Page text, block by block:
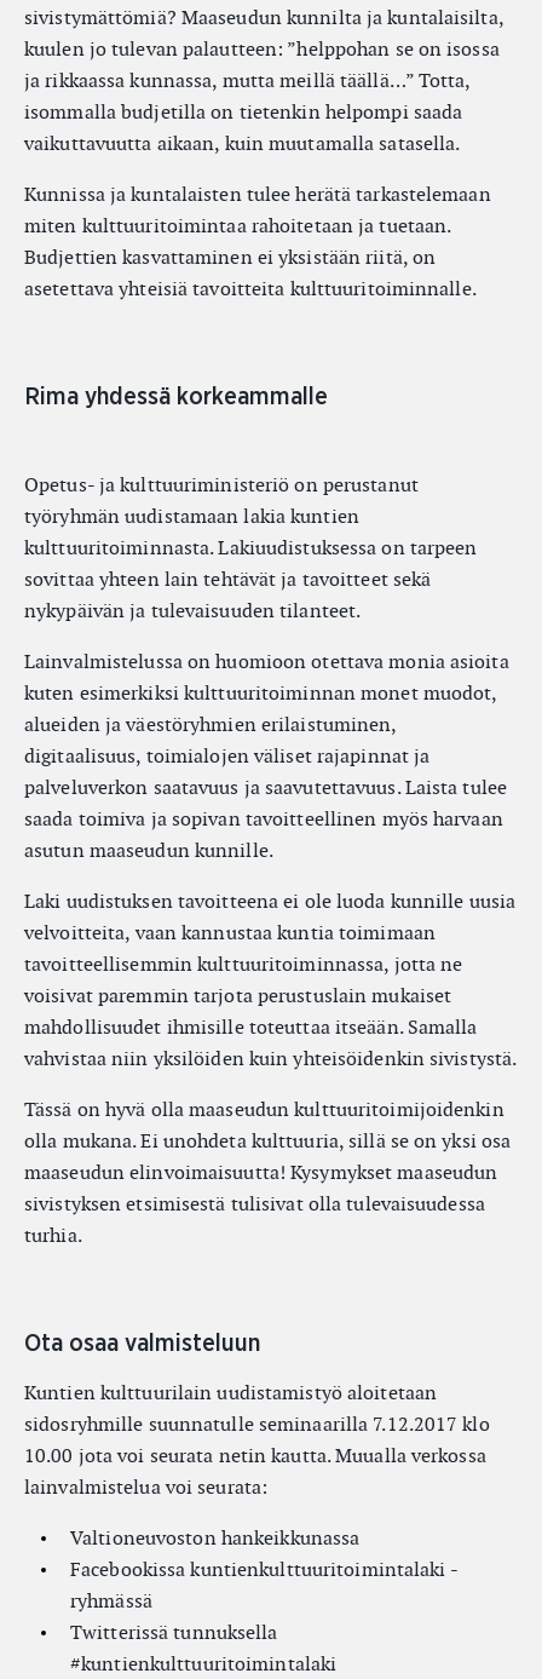
sivistymättömiä? Maaseudun kunnilta ja kuntalaisilta,
kuulen jo tulevan palautteen: ”helppohan se on isossa
ja rikkaassa kunnassa, mutta meillä täällä…” Totta,
isommalla budjetilla on tietenkin helpompi saada
vaikuttavuutta aikaan, kuin muutamalla satasella.
Kunnissa ja kuntalaisten tulee herätä tarkastelemaan
miten kulttuuritoimintaa rahoitetaan ja tuetaan.
Budjettien kasvattaminen ei yksistään riitä, on
asetettava yhteisiä tavoitteita kulttuuritoiminnalle.
Rima yhdessä korkeammalle
Opetus- ja kulttuuriministeriö on perustanut
työryhmän uudistamaan lakia kuntien
kulttuuritoiminnasta. Lakiuudistuksessa on tarpeen
sovittaa yhteen lain tehtävät ja tavoitteet sekä
nykypäivän ja tulevaisuuden tilanteet.
Lainvalmistelussa on huomioon otettava monia asioita
kuten esimerkiksi kulttuuritoiminnan monet muodot,
alueiden ja väestöryhmien erilaistuminen,
digitaalisuus, toimialojen väliset rajapinnat ja
palveluverkon saatavuus ja saavutettavuus. Laista tulee
saada toimiva ja sopivan tavoitteellinen myös harvaan
asutun maaseudun kunnille.
Laki uudistuksen tavoitteena ei ole luoda kunnille uusia
velvoitteita, vaan kannustaa kuntia toimimaan
tavoitteellisemmin kulttuuritoiminnassa, jotta ne
voisivat paremmin tarjota perustuslain mukaiset
mahdollisuudet ihmisille toteuttaa itseään. Samalla
vahvistaa niin yksilöiden kuin yhteisöidenkin sivistystä.
Tässä on hyvä olla maaseudun kulttuuritoimijoidenkin
olla mukana. Ei unohdeta kulttuuria, sillä se on yksi osa
maaseudun elinvoimaisuutta! Kysymykset maaseudun
sivistyksen etsimisestä tulisivat olla tulevaisuudessa
turhia.
Ota osaa valmisteluun
Kuntien kulttuurilain uudistamistyö aloitetaan
sidosryhmille suunnatulle seminaarilla 7.12.2017 klo
10.00 jota voi seurata netin kautta. Muualla verkossa
lainvalmistelua voi seurata:
Valtioneuvoston hankeikkunassa
Facebookissa kuntienkulttuuritoimintalaki -
ryhmässä
Twitterissä tunnuksella
#kuntienkulttuuritoimintalaki